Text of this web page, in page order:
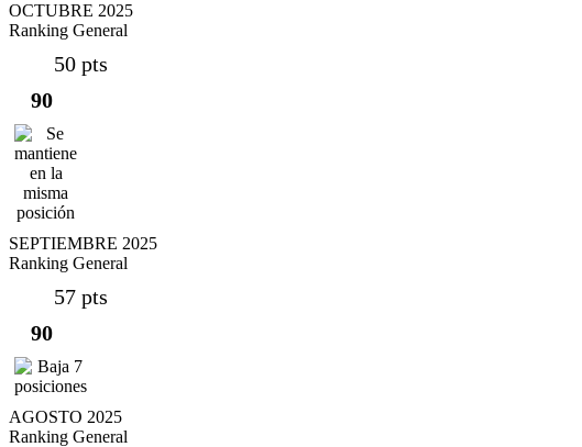
OCTUBRE 2025
Ranking General
50 pts
90
SEPTIEMBRE 2025
Ranking General
57 pts
90
AGOSTO 2025
Ranking General